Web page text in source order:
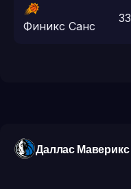
Финикс Санс
33
Даллас Маверикс